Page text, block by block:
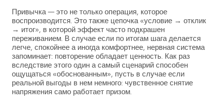
Привычка — это не только операция, которое
воспроизводится. Это также цепочка «условие → отклик
→ итог», в которой эффект часто подкрашен
переживанием. В случае если по итогам шага делается
легче, спокойнее а иногда комфортнее, нервная система
запоминает: повторение обладает ценность. Как раз
вследствие этого один а самый сценарий способен
ощущаться «обоснованным», пусть в случае если
реальной выгоды в нем немного: чувственное снятие
напряжения само работает призом.